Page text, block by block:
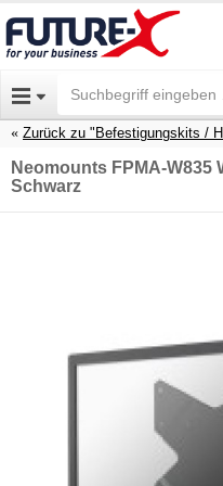
Zurück zu "Befestigungskits /
Neomounts FPMA-W835
Schwarz